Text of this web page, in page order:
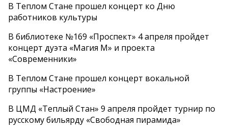
В Теплом Стане прошел концерт ко Дню
работников культуры
В библиотеке №169 «Проспект» 4 апреля пройдет
концерт дуэта «Магия М» и проекта
«Современники»
В Теплом Стане прошел концерт вокальной
группы «Настроение»
В ЦМД «Теплый Стан» 9 апреля пройдет турнир по
русскому бильярду «Свободная пирамида»